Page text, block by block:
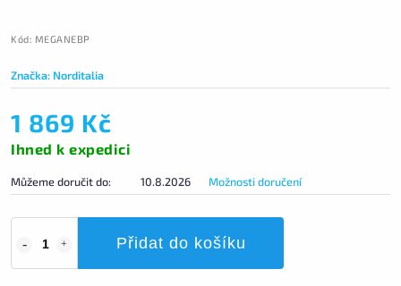
Kód: MEGANEBP
Značka: Norditalia
1 869 Kč
Ihned k expedici
Můžeme doručit do: 10.8.2026 Možnosti doručení
Přidat do košíku